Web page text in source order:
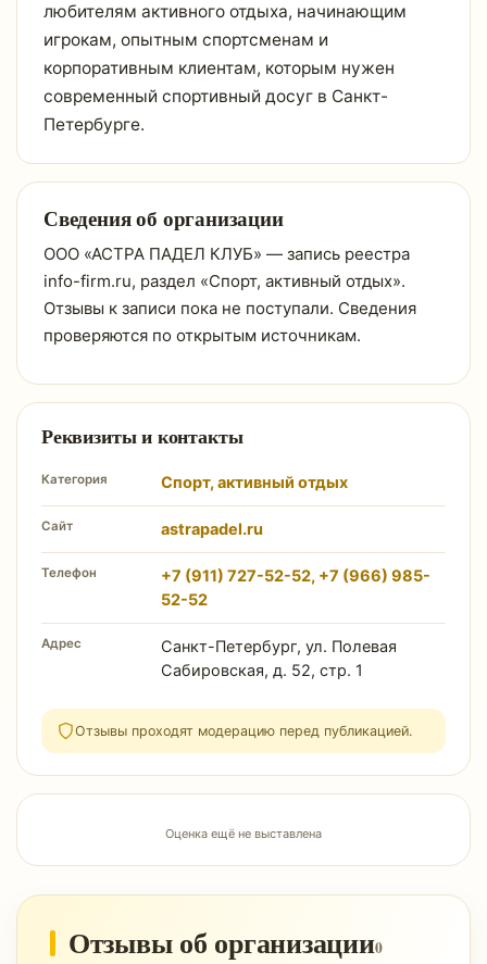
любителям активного отдыха, начинающим
игрокам, опытным спортсменам и
корпоративным клиентам, которым нужен
современный спортивный досуг в Санкт-
Петербурге.
Сведения об организации
ООО «АСТРА ПАДЕЛ КЛУБ» — запись реестра
info-firm.ru, раздел «Спорт, активный отдых».
Отзывы к записи пока не поступали. Сведения
проверяются по открытым источникам.
Реквизиты и контакты
Категория Спорт, активный отдых
Сайт astrapadel.ru
Телефон
+7 (911) 727-52-52, +7 (966) 985-
52-52
Адрес
Санкт-Петербург, ул. Полевая
Сабировская, д. 52, стр. 1
Отзывы проходят модерацию перед публикацией.
Оценка ещё не выставлена
Отзывы об организации0